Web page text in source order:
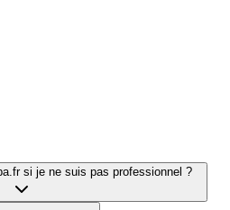
si je ne suis pas professionnel ?